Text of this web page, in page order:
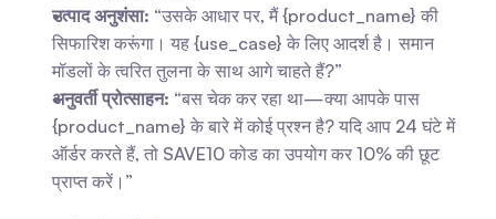
उत्पाद अनुशंसा: “उसके आधार पर, मैं {product_name} की
सिफारिश करूंगा। यह {use_case} के लिए आदर्श है। समान
मॉडलों के त्वरित तुलना के साथ आगे चाहते हैं?”
अनुवर्ती प्रोत्साहन: “बस चेक कर रहा था—क्या आपके पास
{product_name} के बारे में कोई प्रश्न है? यदि आप 24 घंटे में
ऑर्डर करते हैं, तो SAVE10 कोड का उपयोग कर 10% की छूट
प्राप्त करें।”